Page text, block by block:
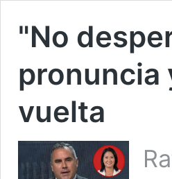
"No
pronuncia
vuelta